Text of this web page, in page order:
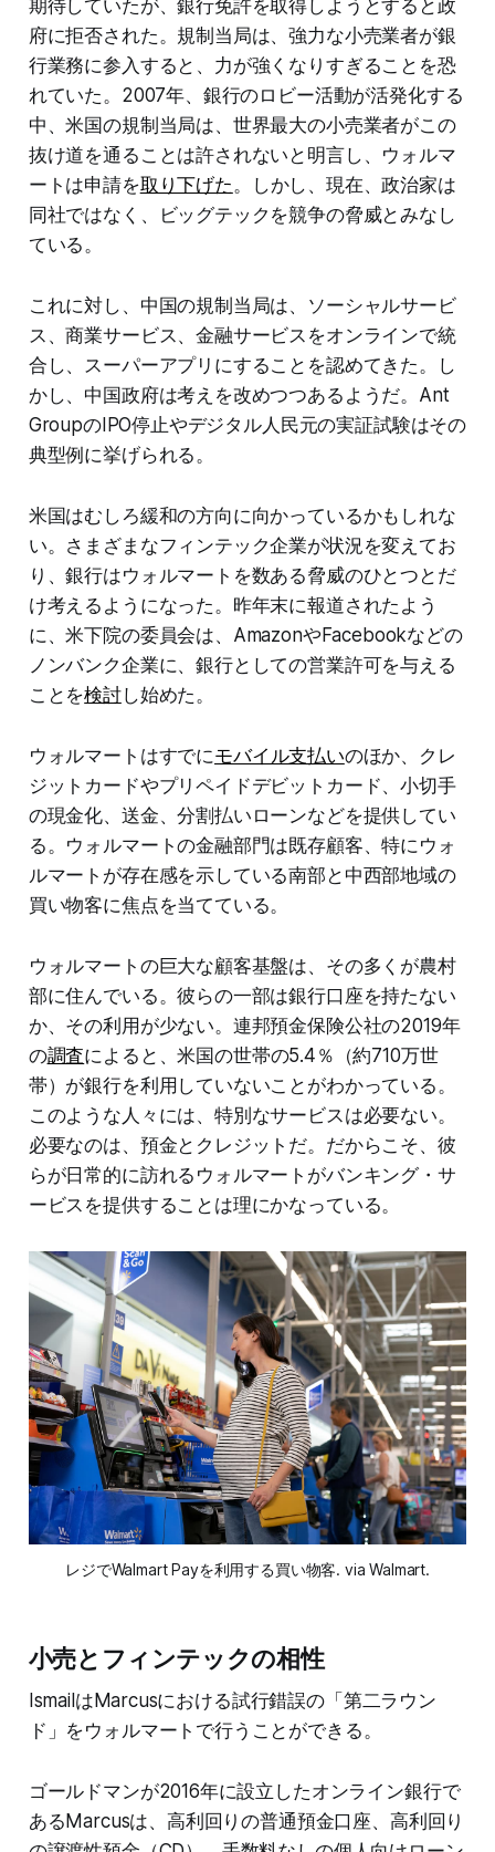
期待していたが、銀行免許を取得しようとすると政
府に拒否された。規制当局は、強力な小売業者が銀
行業務に参入すると、力が強くなりすぎることを恐
れていた。2007年、銀行のロビー活動が活発化する
中、米国の規制当局は、世界最大の小売業者がこの
抜け道を通ることは許されないと明言し、ウォルマ
ートは申請を取り下げた。しかし、現在、政治家は
同社ではなく、ビッグテックを競争の脅威とみなし
ている。
これに対し、中国の規制当局は、ソーシャルサービ
ス、商業サービス、金融サービスをオンラインで統
合し、スーパーアプリにすることを認めてきた。し
かし、中国政府は考えを改めつつあるようだ。Ant
GroupのIPO停止やデジタル人民元の実証試験はその
典型例に挙げられる。
米国はむしろ緩和の方向に向かっているかもしれな
い。さまざまなフィンテック企業が状況を変えてお
り、銀行はウォルマートを数ある脅威のひとつとだ
け考えるようになった。昨年末に報道されたよう
に、米下院の委員会は、AmazonやFacebookなどの
ノンバンク企業に、銀行としての営業許可を与える
ことを検討し始めた。
ウォルマートはすでにモバイル支払いのほか、クレ
ジットカードやプリペイドデビットカード、小切手
の現金化、送金、分割払いローンなどを提供してい
る。ウォルマートの金融部門は既存顧客、特にウォ
ルマートが存在感を示している南部と中西部地域の
買い物客に焦点を当てている。
ウォルマートの巨大な顧客基盤は、その多くが農村
部に住んでいる。彼らの一部は銀行口座を持たない
か、その利用が少ない。連邦預金保険公社の2019年
の調査によると、米国の世帯の5.4％（約710万世
帯）が銀行を利用していないことがわかっている。
このような人々には、特別なサービスは必要ない。
必要なのは、預金とクレジットだ。だからこそ、彼
らが日常的に訪れるウォルマートがバンキング・サ
ービスを提供することは理にかなっている。
レジでWalmart Payを利用する買い物客. via Walmart.
小売とフィンテックの相性
IsmailはMarcusにおける試行錯誤の「第二ラウン
ド」をウォルマートで行うことができる。
ゴールドマンが2016年に設立したオンライン銀行で
あるMarcusは、高利回りの普通預金口座、高利回り